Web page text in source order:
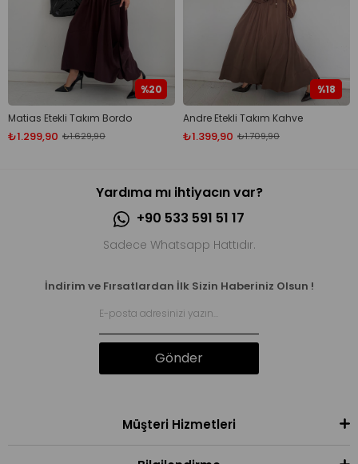
Matias Etekli Takım Bordo
₺1.299,90 ₺1.629,90
%20
Andre Etekli Takım Kahve
₺1.399,90 ₺1.709,90
%18
Yardıma mı ihtiyacın var?
+90 533 591 51 17
Sadece Whatsapp Hattıdır.
İndirim ve Fırsatlardan İlk Sizin Haberiniz Olsun !
Gönder
Müşteri Hizmetleri